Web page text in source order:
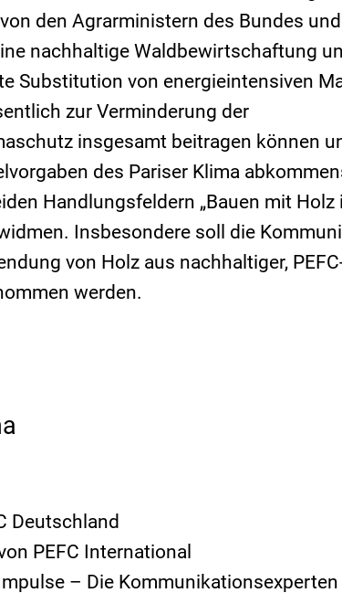
den Agrarministern des Bundes
nachhaltige Waldbewirtschaftung
Substitution von energieintensiven
zur Verminderung der
insgesamt beitragen können
des Pariser Klima
Handlungsfeldern „Bauen mit Holz
Insbesondere soll die
von Holz aus nachhaltiger,
werden.
Deutschland
PEFC International
– Die Kommunikationsexperten